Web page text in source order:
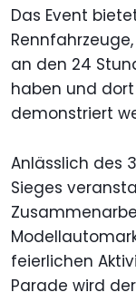
Das Event
an den 24
haben und
demonstriert
Anlässlich des
Sieges
feierlichen
Parade wird